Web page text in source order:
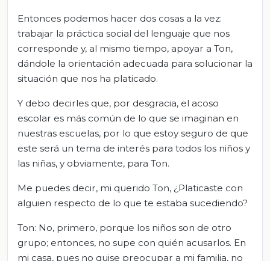
Entonces podemos hacer dos cosas a la vez:
trabajar la práctica social del lenguaje que nos
corresponde y, al mismo tiempo, apoyar a Ton,
dándole la orientación adecuada para solucionar la
situación que nos ha platicado.
Y debo decirles que, por desgracia, el acoso
escolar es más común de lo que se imaginan en
nuestras escuelas, por lo que estoy seguro de que
este será un tema de interés para todos los niños y
las niñas, y obviamente, para Ton.
Me puedes decir, mi querido Ton, ¿Platicaste con
alguien respecto de lo que te estaba sucediendo?
Ton: No, primero, porque los niños son de otro
grupo; entonces, no supe con quién acusarlos. En
mi casa, pues no quise preocupar a mi familia, no